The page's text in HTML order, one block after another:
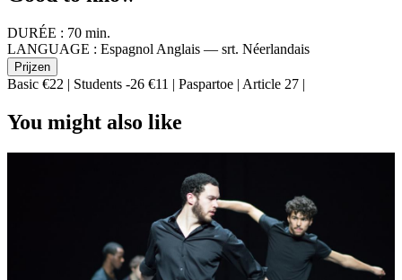
DURÉE : 70 min.
LANGUAGE : Espagnol Anglais — srt. Néerlandais
Prijzen
Basic €22 | Students -26 €11 | Paspartoe | Article 27 |
You might also like